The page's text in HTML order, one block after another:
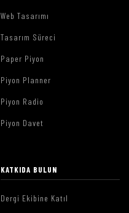
Web Tasarımı
Tasarım Süreci
Paper Piyon
Piyon Planner
Piyon Radio
Piyon Davet
KATKIDA BULUN
Dergi Ekibine Katıl